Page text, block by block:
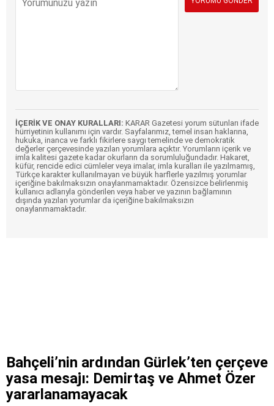
İÇERİK VE ONAY KURALLARI: KARAR Gazetesi yorum sütunları ifade
hürriyetinin kullanımı için vardır. Sayfalarımız, temel insan haklarına,
hukuka, inanca ve farklı fikirlere saygı temelinde ve demokratik
değerler çerçevesinde yazılan yorumlara açıktır. Yorumların içerik ve
imla kalitesi gazete kadar okurların da sorumluluğundadır. Hakaret,
küfür, rencide edici cümleler veya imalar, imla kuralları ile yazılmamış,
Türkçe karakter kullanılmayan ve büyük harflerle yazılmış yorumlar
içeriğine bakılmaksızın onaylanmamaktadır. Özensizce belirlenmiş
kullanıcı adlarıyla gönderilen veya haber ve yazının bağlamının
dışında yazılan yorumlar da içeriğine bakılmaksızın
onaylanmamaktadır.
Bahçeli’nin ardından Gürlek’ten çerçeve
yasa mesajı: Demirtaş ve Ahmet Özer
yararlanamayacak